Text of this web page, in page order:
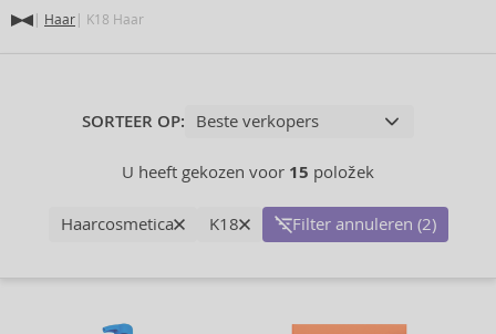
Haar K18 Haar
SORTEER OP:
U heeft gekozen voor 15 položek
Haarcosmetica K18 Filter annuleren (2)